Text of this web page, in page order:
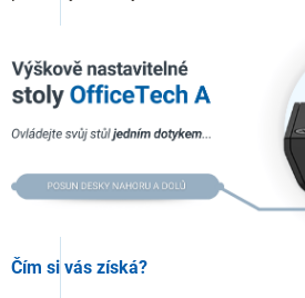
Čím si vás získá?